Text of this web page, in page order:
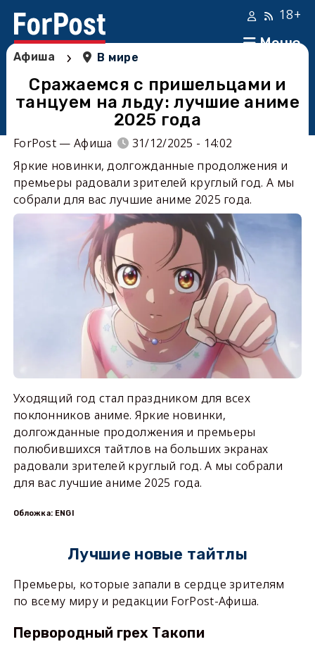
Меню
18+
Афиша › В мире
Сражаемся с пришельцами и
танцуем на льду: лучшие аниме
2025 года
ForPost — Афиша
31/12/2025 - 14:02
Яркие новинки, долгожданные продолжения и
премьеры радовали зрителей круглый год. А мы
собрали для вас лучшие аниме 2025 года.
Уходящий год стал праздником для всех
поклонников аниме. Яркие новинки,
долгожданные продолжения и премьеры
полюбившихся тайтлов на больших экранах
радовали зрителей круглый год. А мы собрали
для вас лучшие аниме 2025 года.
Обложка: ENGI
Лучшие новые тайтлы
Премьеры, которые запали в сердце зрителям
по всему миру и редакции ForPost-Афиша.
Первородный грех Такопи